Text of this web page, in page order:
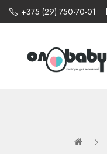
+375 (29) 750-70-01